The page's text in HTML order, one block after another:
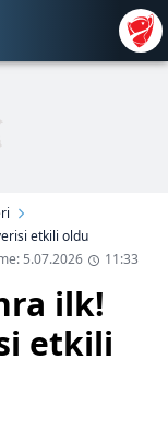
etkili oldu
5.07.2026 11:33
ilk!
etkili